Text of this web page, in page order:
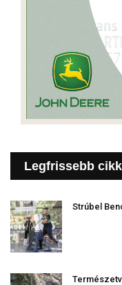
Legfrissebb
Strúbel